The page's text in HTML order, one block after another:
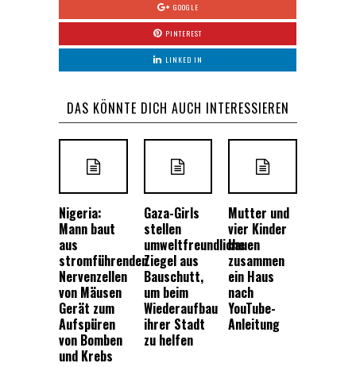
GOOGLE
PINTEREST
LINKED IN
DAS KÖNNTE DICH AUCH INTERESSIEREN
Nigeria:
Mann baut
aus
stromführenden
Nervenzellen
von Mäusen
Gerät zum
Aufspüren
von Bomben
und Krebs
Gaza-Girls
stellen
umweltfreundliche
Ziegel aus
Bauschutt,
um beim
Wiederaufbau
ihrer Stadt
zu helfen
Mutter und
vier Kinder
bauen
zusammen
ein Haus
nach
YouTube-
Anleitung